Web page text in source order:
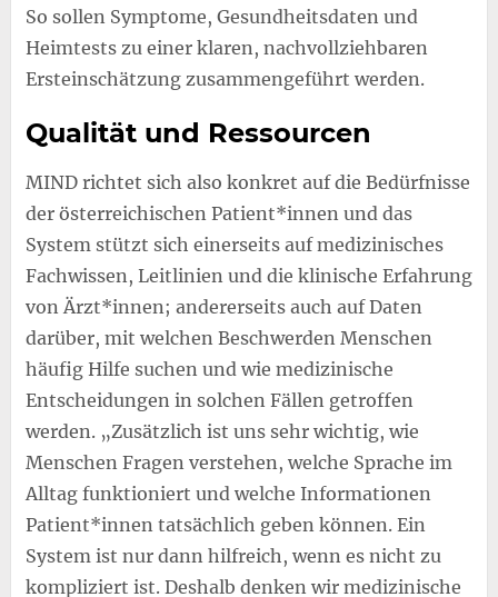
So sollen Symptome, Gesundheitsdaten und
Heimtests zu einer klaren, nachvollziehbaren
Ersteinschätzung zusammengeführt werden.
Qualität und Ressourcen
MIND richtet sich also konkret auf die Bedürfnisse
der österreichischen Patient*innen und das
System stützt sich einerseits auf medizinisches
Fachwissen, Leitlinien und die klinische Erfahrung
von Ärzt*innen; andererseits auch auf Daten
darüber, mit welchen Beschwerden Menschen
häufig Hilfe suchen und wie medizinische
Entscheidungen in solchen Fällen getroffen
werden. „Zusätzlich ist uns sehr wichtig, wie
Menschen Fragen verstehen, welche Sprache im
Alltag funktioniert und welche Informationen
Patient*innen tatsächlich geben können. Ein
System ist nur dann hilfreich, wenn es nicht zu
kompliziert ist. Deshalb denken wir medizinische